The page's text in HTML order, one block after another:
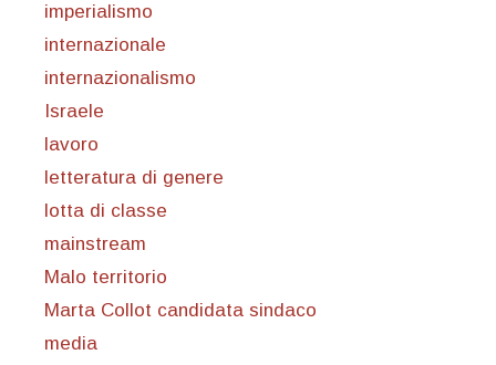
imperialismo
internazionale
internazionalismo
Israele
lavoro
letteratura di genere
lotta di classe
mainstream
Malo territorio
Marta Collot candidata sindaco
media